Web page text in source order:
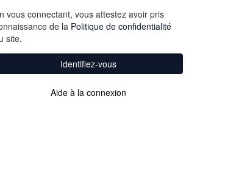
vous connectant, vous attestez avoir pris
de la Politique de confidentialité
site.
Identifiez-vous
Aide à la connexion